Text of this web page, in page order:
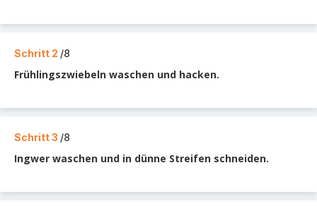
Schritt 2 /8
Frühlingszwiebeln waschen und hacken.
Schritt 3 /8
Ingwer waschen und in dünne Streifen schneiden.